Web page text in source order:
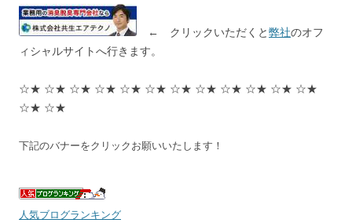
← クリックいただくと弊社のオフ
ィシャルサイトへ行きます。
☆★ ☆★ ☆★ ☆★ ☆★ ☆★ ☆★ ☆★ ☆★ ☆★ ☆★ ☆★
☆★ ☆★
下記のバナーをクリックお願いいたします！
人気ブログランキング